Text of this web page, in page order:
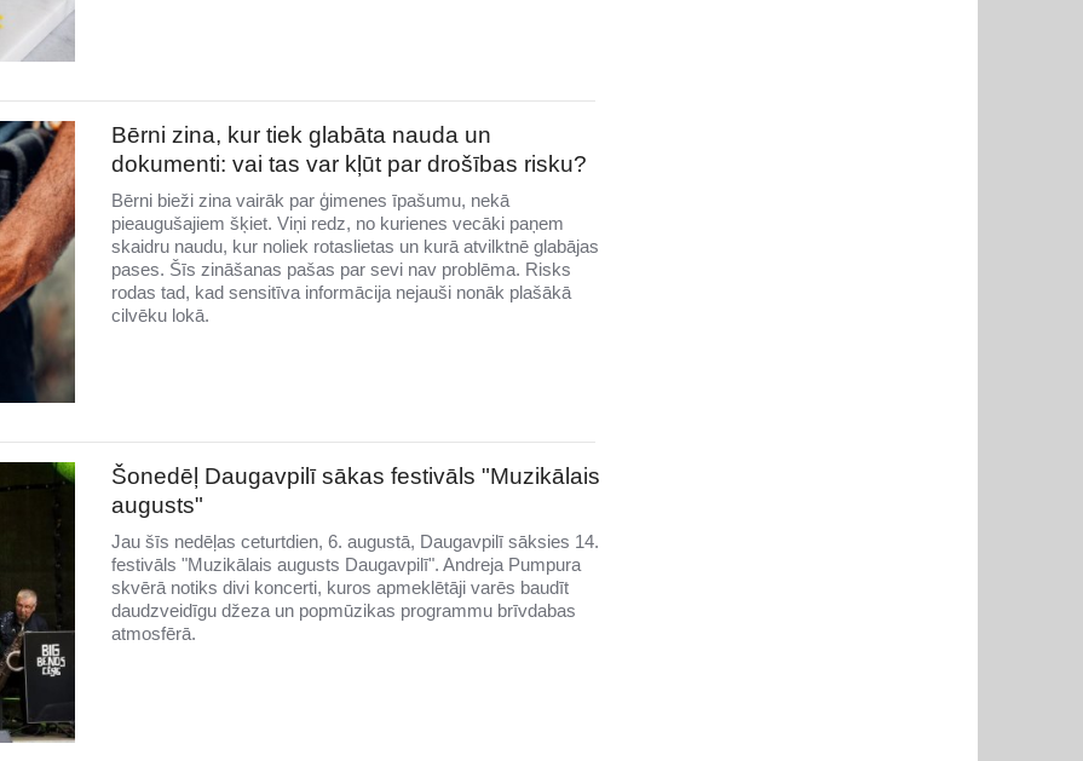
Bērni zina, kur tiek glabāta nauda un
dokumenti: vai tas var kļūt par drošības risku?
Bērni bieži zina vairāk par ģimenes īpašumu, nekā
pieaugušajiem šķiet. Viņi redz, no kurienes vecāki paņem
skaidru naudu, kur noliek rotaslietas un kurā atvilktnē glabājas
pases. Šīs zināšanas pašas par sevi nav problēma. Risks
rodas tad, kad sensitīva informācija nejauši nonāk plašākā
cilvēku lokā.
Šonedēļ Daugavpilī sākas festivāls "Muzikālais
augusts"
Jau šīs nedēļas ceturtdien, 6. augustā, Daugavpilī sāksies 14.
festivāls "Muzikālais augusts Daugavpilī". Andreja Pumpura
skvērā notiks divi koncerti, kuros apmeklētāji varēs baudīt
daudzveidīgu džeza un popmūzikas programmu brīvdabas
atmosfērā.